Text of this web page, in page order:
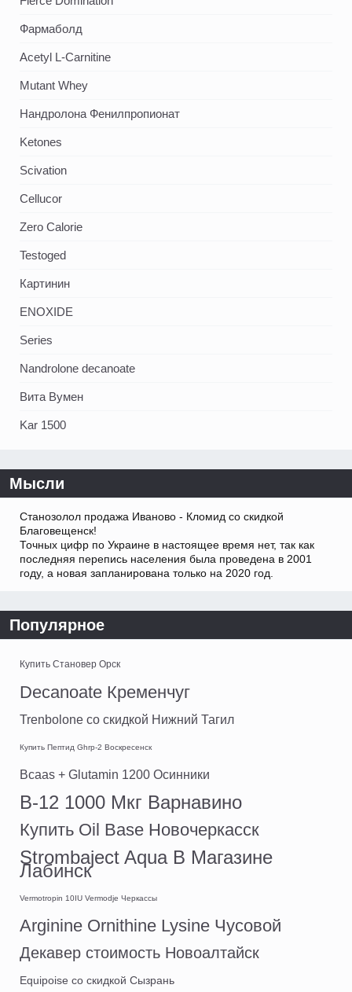
Фармаболд
Acetyl L-Carnitine
Mutant Whey
Нандролона Фенилпропионат
Ketones
Scivation
Cellucor
Zero Calorie
Testoged
Картинин
ENOXIDE
Series
Nandrolone decanoate
Вита Вумен
Kar 1500
Мысли
Станозолол продажа Иваново - Кломид со скидкой
Благовещенск!
Точных цифр по Украине в настоящее время нет, так как
последняя перепись населения была проведена в 2001
году, а новая запланирована только на 2020 год.
Популярное
Купить Становер Орск
Decanoate Кременчуг
Trenbolone со скидкой Нижний Тагил
Купить Пептид Ghrp-2 Воскресенск
Bcaas + Glutamin 1200 Осинники
B-12 1000 Мкг Варнавино
Купить Oil Base Новочеркасск
Strombaject Aqua В Магазине
Лабинск
Vermotropin 10IU Vermodje Черкассы
Arginine Ornithine Lysine Чусовой
Декавер стоимость Новоалтайск
Equipoise со скидкой Сызрань